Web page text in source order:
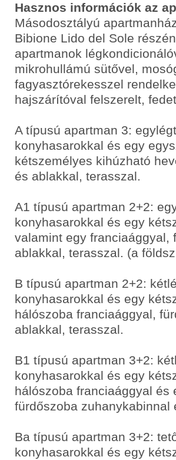
Hasznos információk az
Másodosztályú
Bibione Lido del Sole
apartmanok
mikrohullámú sütővel,
fagyasztórekesszel
hajszárítóval felszerelt,
A típusú apartman 3:
konyhasarokkal és egy
kétszemélyes kihúzható
és ablakkal, terasszal.
A1 típusú apartman 2+2:
konyhasarokkal és egy
valamint egy franciaággyal,
ablakkal, terasszal. (a
B típusú apartman 2+2:
konyhasarokkal és egy
hálószoba franciaággyal,
ablakkal, terasszal.
B1 típusú apartman 3+2:
konyhasarokkal és egy
hálószoba franciaággyal és
fürdőszoba zuhanykabinnal
Ba típusú apartman 3+2:
konyhasarokkal és egy